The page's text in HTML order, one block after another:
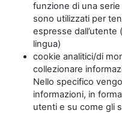
funzione di una
sono utilizzati per
espresse dall’utente
lingua)
cookie analitici/di
collezionare
Nello specifico
informazioni, in
utenti e su come gli